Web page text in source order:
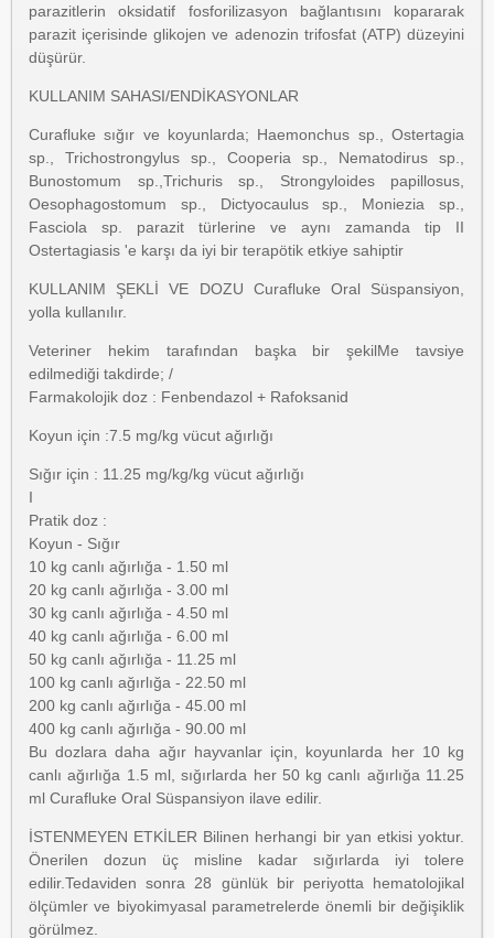
parazitlerin oksidatif fosforilizasyon bağlantısını kopararak
parazit içerisinde glikojen ve adenozin trifosfat (ATP) düzeyini
düşürür.
KULLANIM SAHASI/ENDİKASYONLAR
Curafluke sığır ve koyunlarda; Haemonchus sp., Ostertagia
sp., Trichostrongylus sp., Cooperia sp., Nematodirus sp.,
Bunostomum sp.,Trichuris sp., Strongyloides papillosus,
Oesophagostomum sp., Dictyocaulus sp., Moniezia sp.,
Fasciola sp. parazit türlerine ve aynı zamanda tip II
Ostertagiasis 'e karşı da iyi bir terapötik etkiye sahiptir
KULLANIM ŞEKLİ VE DOZU Curafluke Oral Süspansiyon,
yolla kullanılır.
Veteriner hekim tarafından başka bir şekilMe tavsiye
edilmediği takdirde; /
Farmakolojik doz : Fenbendazol + Rafoksanid
Koyun için :7.5 mg/kg vücut ağırlığı
Sığır için : 11.25 mg/kg/kg vücut ağırlığı
I
Pratik doz :
Koyun - Sığır
10 kg canlı ağırlığa - 1.50 ml
20 kg canlı ağırlığa - 3.00 ml
30 kg canlı ağırlığa - 4.50 ml
40 kg canlı ağırlığa - 6.00 ml
50 kg canlı ağırlığa - 11.25 ml
100 kg canlı ağırlığa - 22.50 ml
200 kg canlı ağırlığa - 45.00 ml
400 kg canlı ağırlığa - 90.00 ml
Bu dozlara daha ağır hayvanlar için, koyunlarda her 10 kg
canlı ağırlığa 1.5 ml, sığırlarda her 50 kg canlı ağırlığa 11.25
ml Curafluke Oral Süspansiyon ilave edilir.
İSTENMEYEN ETKİLER Bilinen herhangi bir yan etkisi yoktur.
Önerilen dozun üç misline kadar sığırlarda iyi tolere
edilir.Tedaviden sonra 28 günlük bir periyotta hematolojikal
ölçümler ve biyokimyasal parametrelerde önemli bir değişiklik
görülmez.